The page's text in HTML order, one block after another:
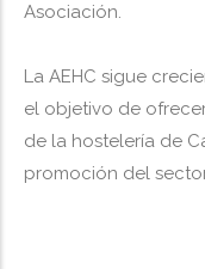
Asociación.
La AEHC sigue
el objetivo de
de la hostelería de
promoción del